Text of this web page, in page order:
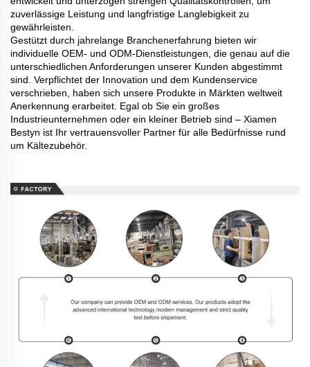
zuverlässige Leistung und langfristige Langlebigkeit zu
gewährleisten.
Gestützt durch jahrelange Branchenerfahrung bieten wir
individuelle OEM- und ODM-Dienstleistungen, die genau auf die
unterschiedlichen Anforderungen unserer Kunden abgestimmt
sind. Verpflichtet der Innovation und dem Kundenservice
verschrieben, haben sich unsere Produkte in Märkten weltweit
Anerkennung erarbeitet. Egal ob Sie ein großes
Industrieunternehmen oder ein kleiner Betrieb sind – Xiamen
Bestyn ist Ihr vertrauensvoller Partner für alle Bedürfnisse rund
um Kältezubehör.